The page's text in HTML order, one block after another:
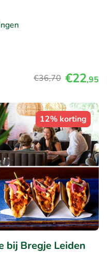
€36,70 €22,95
12% korting
bij Bregje Leiden